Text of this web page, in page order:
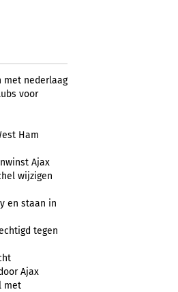
met nederlaag
voor
Ham
Ajax
wijzigen
en staan in
tegen
Ajax
met